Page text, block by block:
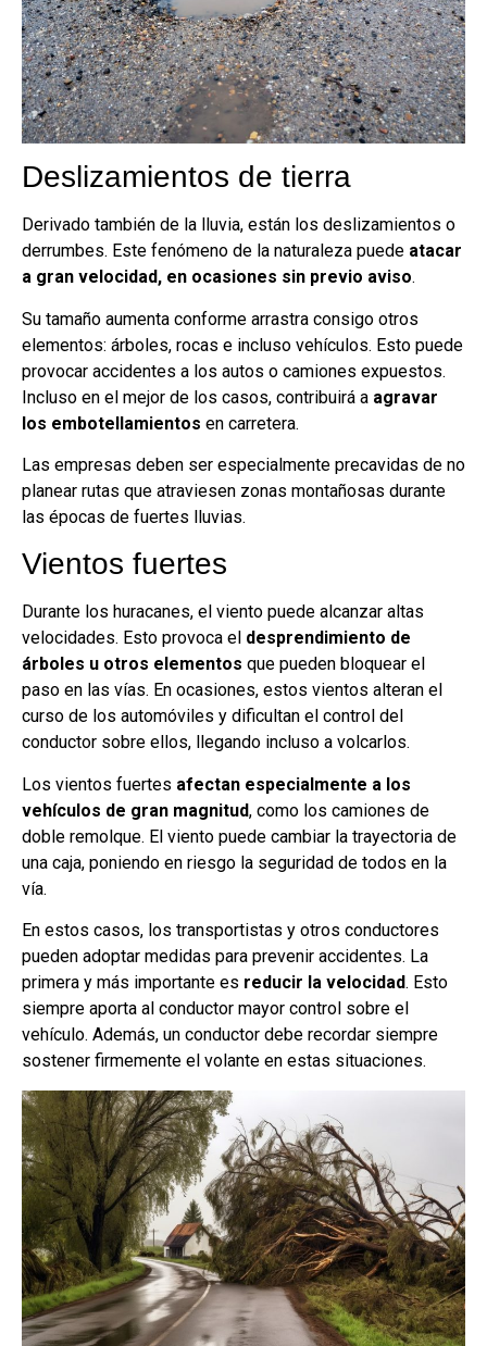
Deslizamientos de tierra
Derivado también de la lluvia, están los deslizamientos o
derrumbes. Este fenómeno de la naturaleza puede atacar
a gran velocidad, en ocasiones sin previo aviso.
Su tamaño aumenta conforme arrastra consigo otros
elementos: árboles, rocas e incluso vehículos. Esto puede
provocar accidentes a los autos o camiones expuestos.
Incluso en el mejor de los casos, contribuirá a agravar
los embotellamientos en carretera.
Las empresas deben ser especialmente precavidas de no
planear rutas que atraviesen zonas montañosas durante
las épocas de fuertes lluvias.
Vientos fuertes
Durante los huracanes, el viento puede alcanzar altas
velocidades. Esto provoca el desprendimiento de
árboles u otros elementos que pueden bloquear el
paso en las vías. En ocasiones, estos vientos alteran el
curso de los automóviles y dificultan el control del
conductor sobre ellos, llegando incluso a volcarlos.
Los vientos fuertes afectan especialmente a los
vehículos de gran magnitud, como los camiones de
doble remolque. El viento puede cambiar la trayectoria de
una caja, poniendo en riesgo la seguridad de todos en la
vía.
En estos casos, los transportistas y otros conductores
pueden adoptar medidas para prevenir accidentes. La
primera y más importante es reducir la velocidad. Esto
siempre aporta al conductor mayor control sobre el
vehículo. Además, un conductor debe recordar siempre
sostener firmemente el volante en estas situaciones.